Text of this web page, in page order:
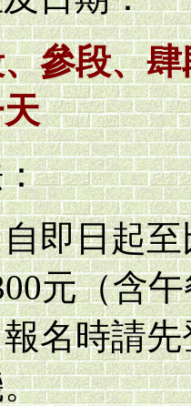
參段、
即日起
元（含
名時請
。